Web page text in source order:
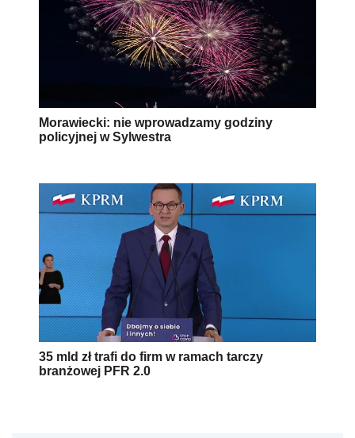
Morawiecki: nie wprowadzamy godziny
policyjnej w Sylwestra
35 mld zł trafi do firm w ramach tarczy
branżowej PFR 2.0